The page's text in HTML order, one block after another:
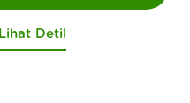
Lihat Detil